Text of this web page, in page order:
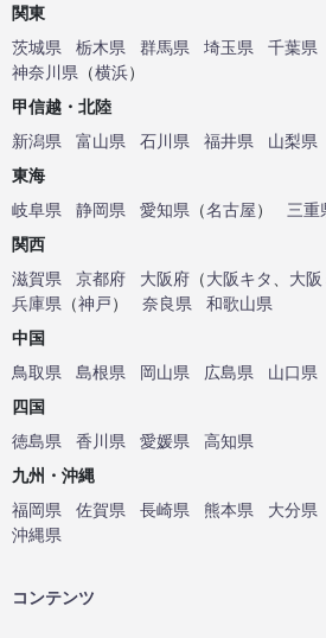
関東
茨城県
栃木県 群馬県 埼玉県 千葉県
神奈川県 （横浜）
甲信越・北陸
新潟県
富山県 石川県 福井県 山梨県
東海
岐阜県
静岡県 愛知県 （名古屋）
三重
関西
滋賀県
京都府 大阪府 （大阪キタ 大阪
兵庫県 （神戸） 奈良県
和歌山県
中国
鳥取県
島根県 岡山県 広島県
山口県
四国
徳島県
香川県 愛媛県
高知県
九州・沖縄
福岡県
佐賀県 長崎県 熊本県 大分県
沖縄県
コンテンツ